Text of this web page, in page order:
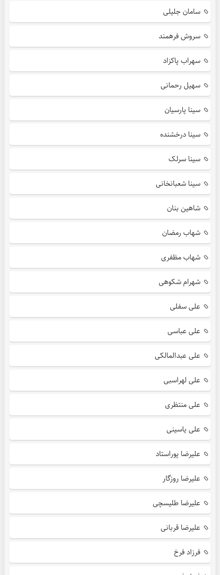
سامان جلیلی
سروش فرهمند
سهراب پاکزاد
سهیل رحمانی
سینا پارسیان
سینا درخشنده
سینا سرلک
سینا شعبانخانی
شاهین بنان
شهاب رمضان
شهاب مظفری
شهرام شکوهی
علی سفلی
علی عباسی
علی عبدالمالکی
علی لهراسبی
علی منتظری
علی یاسینی
علیرضا پوراستاد
علیرضا روزگار
علیرضا طلیسچی
علیرضا قربانی
فرزاد فرخ